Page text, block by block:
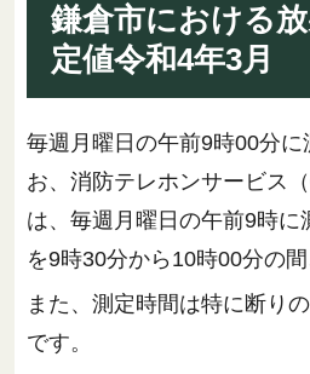
鎌倉市における
定値令和4年3月
毎週月曜日の午前9時00分
お、消防テレホンサービス
は、毎週月曜日の午前9時に
を9時30分から10時00分の間
また、測定時間は特に断り
です。